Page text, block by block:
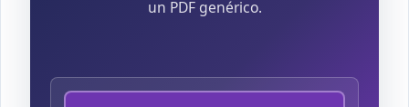
un PDF genérico.